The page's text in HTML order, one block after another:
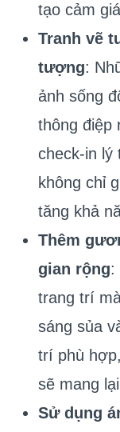
tạo cảm
Tranh vẽ
tượng:
ảnh sống
thông điệp
check-in lý
không chỉ
tăng khả
Thêm
gian rộng:
trang trí
sáng sủa
trí phù
sẽ mang
Sử dụng